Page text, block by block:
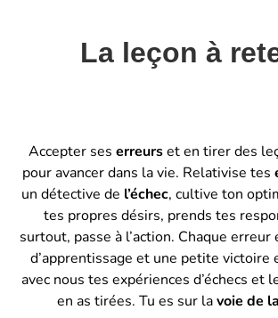
La leçon à
Accepter ses erreurset en tirer des
pour avancer dans la vie. Relativise tes
un détective de l’échec, cultive ton
tes propres désirs, prends tes
surtout, passe à l’action. Chaque erreur
d’apprentissage et une petite victoire
avec nous tes expériences d’échecs et
en as tirées. Tu es sur lavoie de